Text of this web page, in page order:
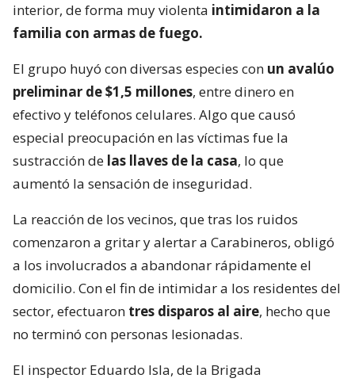
interior, de forma muy violenta intimidaron a la
familia con armas de fuego.
El grupo huyó con diversas especies con un avalúo
preliminar de $1,5 millones, entre dinero en
efectivo y teléfonos celulares. Algo que causó
especial preocupación en las víctimas fue la
sustracción de las llaves de la casa, lo que
aumentó la sensación de inseguridad.
La reacción de los vecinos, que tras los ruidos
comenzaron a gritar y alertar a Carabineros, obligó
a los involucrados a abandonar rápidamente el
domicilio. Con el fin de intimidar a los residentes del
sector, efectuaron tres disparos al aire, hecho que
no terminó con personas lesionadas.
El inspector Eduardo Isla, de la Brigada